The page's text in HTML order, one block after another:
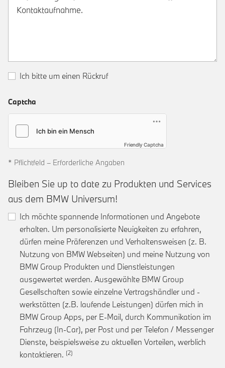
Ich bitte um einen Rückruf
Captcha
Friendly Captcha
* Pflichtfeld – Erforderliche Angaben
Bleiben Sie up to date zu Produkten und Services
aus dem BMW Universum!
Ich möchte spannende Informationen und Angebote
erhalten. Um personalisierte Neuigkeiten zu erfahren,
dürfen meine Präferenzen und Verhaltensweisen (z. B.
Nutzung von BMW Webseiten) und meine Nutzung von
BMW Group Produkten und Dienstleistungen
ausgewertet werden. Ausgewählte BMW Group
Gesellschaften sowie einzelne Vertragshändler und -
werkstätten (z.B. laufende Leistungen) dürfen mich in
BMW Group Apps, per E-Mail, durch Kommunikation im
Fahrzeug (In-Car), per Post und per Telefon / Messenger
Dienste, beispielsweise zu aktuellen Vorteilen, werblich
kontaktieren. Link zur Fußnote: Einwilligung zur